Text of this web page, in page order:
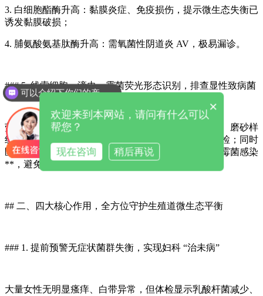
3. 白细胞酯酶升高：黏膜炎症、免疫损伤，提示微生态失衡已
诱发黏膜破损；
4. 脯氨酸氨基肽酶升高：需氧菌性阴道炎 AV，极易漏诊。
### 5. 线索细胞、滴虫、霉菌荧光形态识别，排查显性致病菌
荧光染色模块高亮识别孢子、分枝假菌丝、活动滴虫、磨砂样
线索细胞，灵敏度远超人工湿片，避免微量病原体漏检；同时
区分**真菌定植**（仅少量孢子无菌丝）与**活动性霉菌感染
**，避免过度杀菌进一步破坏菌群平衡中国微生态...。
## 二、四大核心作用，全方位守护生殖道微生态平衡
### 1. 提前预警无症状菌群失衡，实现妇科 “治未病”
大量女性无明显瘙痒、白带异常，但体检显示乳酸杆菌减少、
可以介绍下你们的产品么
×
欢迎来到本网站，请问有什么可以
帮您？
现在咨询 稍后再说